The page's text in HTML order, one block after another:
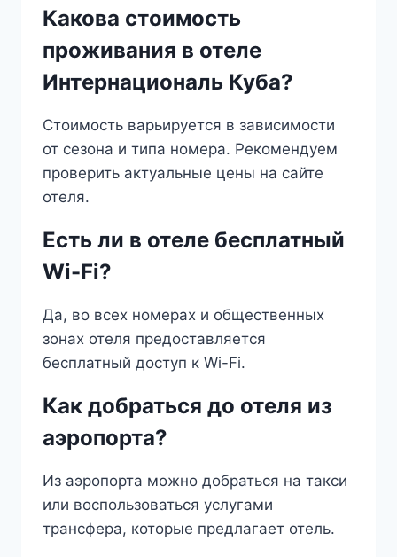
Какова стоимость
проживания в отеле
Интернациональ Куба?
Стоимость варьируется в зависимости
от сезона и типа номера. Рекомендуем
проверить актуальные цены на сайте
отеля.
Есть ли в отеле бесплатный
Wi-Fi?
Да, во всех номерах и общественных
зонах отеля предоставляется
бесплатный доступ к Wi-Fi.
Как добраться до отеля из
аэропорта?
Из аэропорта можно добраться на такси
или воспользоваться услугами
трансфера, которые предлагает отель.